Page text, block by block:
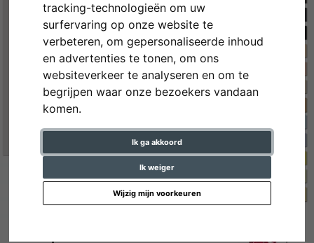
tracking-technologieën om uw
surfervaring op onze website te
verbeteren, om gepersonaliseerde inhoud
en advertenties te tonen, om ons
websiteverkeer te analyseren en om te
begrijpen waar onze bezoekers vandaan
komen.
Ik ga akkoord
Ik weiger
Wijzig mijn voorkeuren